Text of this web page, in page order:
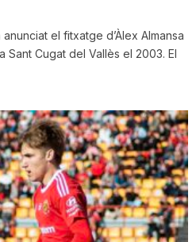
el fitxatge d’Àlex Almansa
Sant Cugat del Vallès el 2003. El